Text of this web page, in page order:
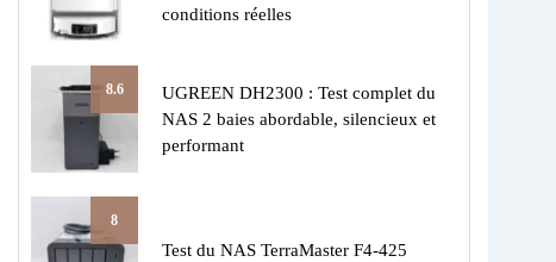
conditions réelles
8.6
UGREEN DH2300 : Test complet du
NAS 2 baies abordable, silencieux et
performant
8
Test du NAS TerraMaster F4-425